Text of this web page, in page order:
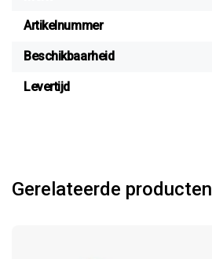
Artikelnummer
Beschikbaarheid
Levertijd
Gerelateerde producten